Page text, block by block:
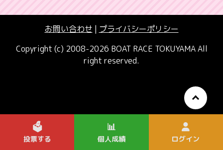
お問い合わせ | プライバシーポリシー
Copyright (c) 2008-2026 BOAT RACE TOKUYAMA All
right reserved.
🗳️
投票する
📊
個人成績 ログイン